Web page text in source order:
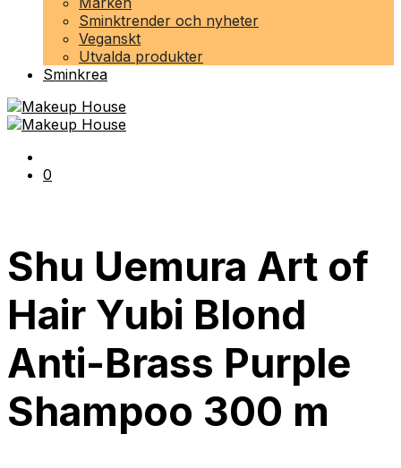
Sminktrender och nyheter
Veganskt
Utvalda produkter
Sminkrea
0
Shu Uemura Art of
Hair Yubi Blond
Anti-Brass Purple
Shampoo 300 m